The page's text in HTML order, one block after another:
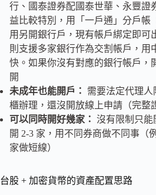
行、國泰證券配國泰世華、永豐證
益比較特別，用「一戶通」分戶帳
用另開銀行戶，現有帳戶綁定即可
則支援多家銀行作為交割帳戶，用
快。如果你沒有對應的銀行帳戶，
開
未成年也能開戶：
需要法定代理
櫃辦理，還沒開放線上申請（完整
可以同時開好幾家： 沒有限制只能
開 2-3 家，用不同券商做不同事（
家做短線）
台股 + 加密貨幣的資產配置思路